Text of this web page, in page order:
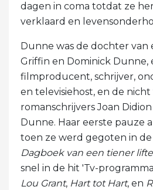
dagen in coma totdat ze
verklaard en
Dunne was de dochter van
Griffin en Dominick Dunne,
filmproducent, schrijver,
en televisiehost, en de nicht
romanschrijvers Joan
Dunne. Haar eerste pauze
toen ze werd gegoten in de
Dagboek van een tiener
snel in de hit 'Tv-
Lou Grant, Hart tot Hart, en